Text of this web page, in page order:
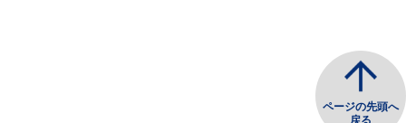
ページの先頭へ
戻る